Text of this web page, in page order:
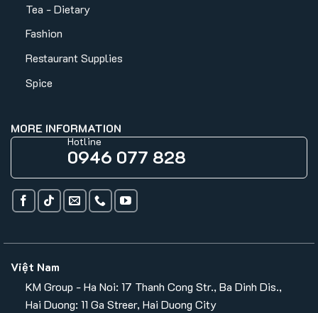
Tea - Dietary
Fashion
Restaurant Supplies
Spice
MORE INFORMATION
Hotline
0946 077 828
Việt Nam
KM Group - Ha Noi: 17 Thanh Cong Str., Ba Dinh Dis.,
Hai Duong: 11 Ga Streer, Hai Duong City